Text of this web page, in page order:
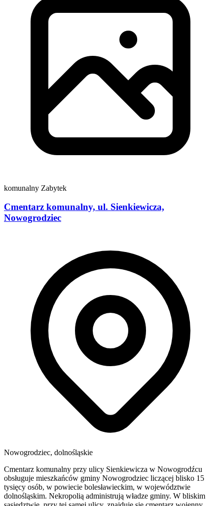
komunalny Zabytek
Cmentarz komunalny, ul. Sienkiewicza,
Nowogrodziec
Nowogrodziec, dolnośląskie
Cmentarz komunalny przy ulicy Sienkiewicza w Nowogrodźcu
obsługuje mieszkańców gminy Nowogrodziec liczącej blisko 15
tysięcy osób, w powiecie bolesławieckim, w województwie
dolnośląskim. Nekropolią administrują władze gminy. W bliskim